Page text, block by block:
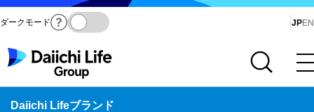
ダークモード JPEN
サイト内検索を開く
メインメニューを開く
Daiichi Lifeブランド